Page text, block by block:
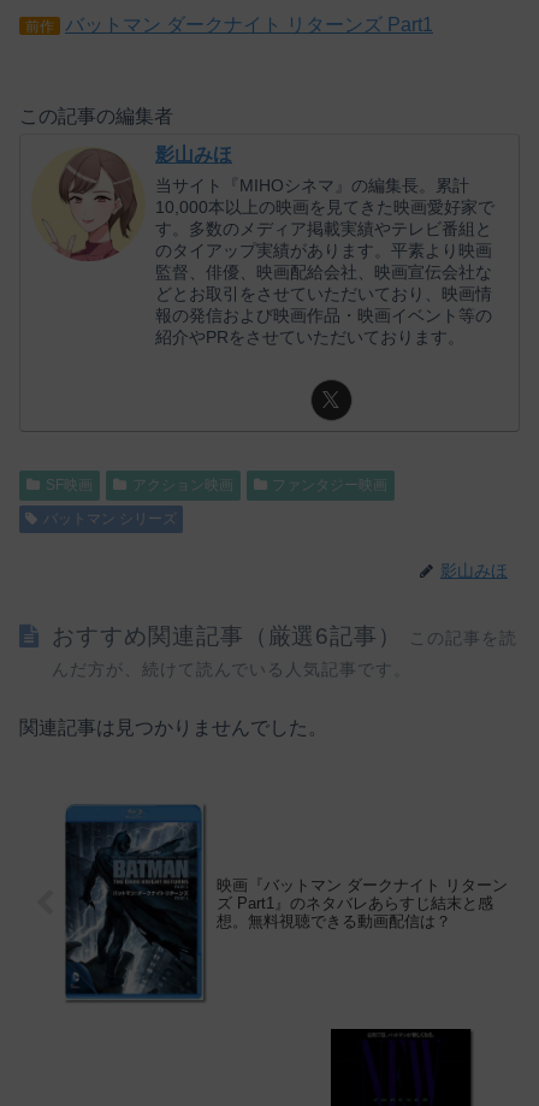
前作 バットマン ダークナイト リターンズ Part1
この記事の編集者
影山みほ
当サイト『MIHOシネマ』の編集長。累計
10,000本以上の映画を見てきた映画愛好家で
す。多数のメディア掲載実績やテレビ番組と
のタイアップ実績があります。平素より映画
監督、俳優、映画配給会社、映画宣伝会社な
どとお取引をさせていただいており、映画情
報の発信および映画作品・映画イベント等の
紹介やPRをさせていただいております。
SF映画 アクション映画
ファンタジー映画
バットマン シリーズ
影山みほ
おすすめ関連記事（厳選6記事）
この記事を読
んだ方が、続けて読んでいる人気記事です。
関連記事は見つかりませんでした。
映画『バットマン ダークナイト リターン
ズ Part1』のネタバレあらすじ結末と感
想。無料視聴できる動画配信は？